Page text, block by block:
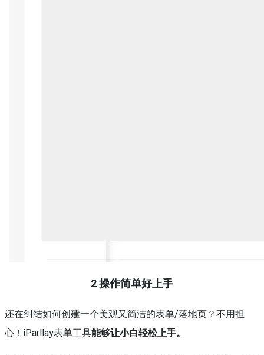
2操作简单好上手
还在纠结如何创建一个美观又简洁的表单/落地页？不用担
心！iParllay表单工具能够让小白轻松上手。